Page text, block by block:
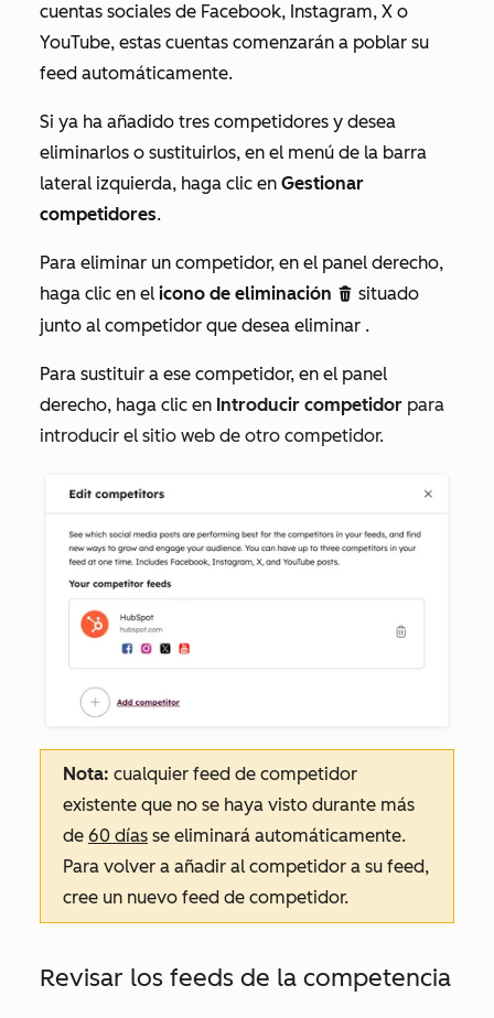
cuentas sociales de Facebook, Instagram, X o
YouTube, estas cuentas comenzarán a poblar su
feed automáticamente.
Si ya ha añadido tres competidores y desea
eliminarlos o sustituirlos, en el menú de la barra
lateral izquierda, haga clic en Gestionar
competidores.
Para eliminar un competidor, en el panel derecho,
haga clic en el icono de eliminación delete situado
junto al competidor que desea eliminar .
Para sustituir a ese competidor, en el panel
derecho, haga clic en Introducir competidor para
introducir el sitio web de otro competidor.
Nota: cualquier feed de competidor
existente que no se haya visto durante más
de 60 días se eliminará automáticamente.
Para volver a añadir al competidor a su feed,
cree un nuevo feed de competidor.
Revisar los feeds de la competencia